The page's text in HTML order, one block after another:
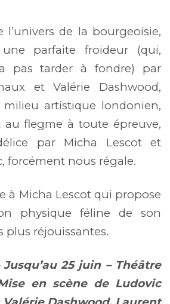
l’univers de la bourgeoisie,
parfaite froideur (qui,
pas tarder à fondre) par
et Valérie Dashwood,
artistique londonien,
flegme à toute épreuve,
par Micha Lescot et
forcément nous régale.
à Micha Lescot qui propose
physique féline de son
plus réjouissantes.
25 juin – Théâtre
en scène de Ludovic